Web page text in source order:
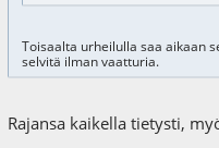
Toisaalta urheilulla saa aikaan
selvitä ilman vaatturia.
Rajansa kaikella tietysti,